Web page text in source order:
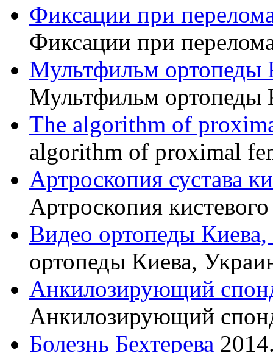
Фиксации при
Фиксации при
Мультфильм ортопеды
Мультфильм ортопеды
The algorithm of
algorithm of proximal
Артроскопия сустава
Артроскопия
Видео ортопеды
ортопеды Киева,
Анкилозирующий
Анкилозирующий
Болезнь Бехтерева